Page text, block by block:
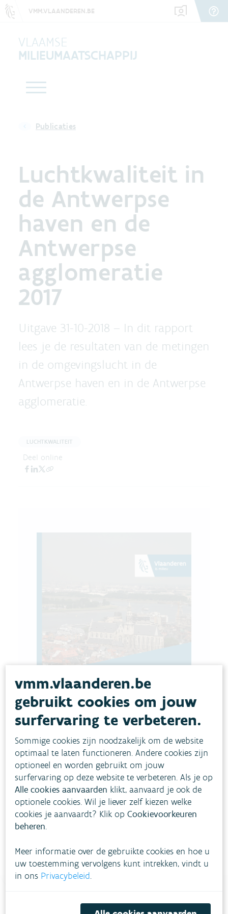
VMM.VLAANDEREN.BE
VLAAMSE
MILIEUMAATSCHAPPIJ
Publicaties
Luchtkwaliteit in
de Antwerpse
haven en de
Antwerpse
agglomeratie
2017
Uitgave 31-10-2018 – In dit rapport
lees je de resultaten van de metingen
in de omgevingslucht in de
Antwerpse haven en in de Antwerpse
agglomeratie.
LUCHTKWALITEIT
Deel online
Download pdf
vmm.vlaanderen.be
gebruikt cookies om jouw
surfervaring te verbeteren.
Sommige cookies zijn noodzakelijk om de website
optimaal te laten functioneren. Andere cookies zijn
optioneel en worden gebruikt om jouw
surfervaring op deze website te verbeteren. Als je op
Alle cookies aanvaarden klikt, aanvaard je ook de
optionele cookies. Wil je liever zelf kiezen welke
cookies je aanvaardt? Klik opCookievoorkeuren
beheren.
Meer informatie over de gebruikte cookies en hoe u
uw toestemming vervolgens kunt intrekken, vindt u
in ons Privacybeleid.